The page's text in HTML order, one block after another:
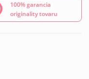
100% garancia
originality tovaru